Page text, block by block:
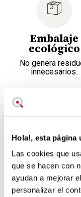
Hola!, esta página
Las cookies que
que se hacen con
ayudan a mejorar
personalizar el
Embalaje
ecológico
No genera
innecesarios.
Maletín - estuche
Siete días para
Servicio
cliente.
Maletín